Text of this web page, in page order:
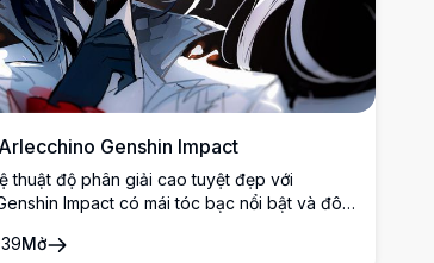
Genshin Impact
thuật độ phân giải cao tuyệt đẹp với
Impact có mái tóc bạc nổi bật và đôi
cách nghệ thuật anime chi tiết, hoàn hảo
Mở